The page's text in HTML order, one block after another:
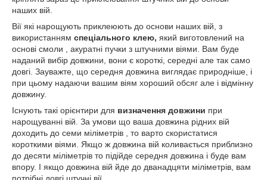
наших вій.
Вії які нарощують приклеюють до основи наших вій, з
використанням спеціального клею, який виготовлений на
основі смоли , акуратні пучки з штучними віями. Вам буде
наданий вибір довжини, вони є короткі, середні але так само
довгі. Зауважте, що середня довжина виглядає природніше, і
при цьому надаючи вашим віям хороший обсяг але і відмінну
довжину.
Існують такі орієнтири для визначення довжини при
нарощуванні вій. За умови що ваша довжина рідних вій
доходить до семи міліметрів , то варто скористатися
короткими віями. Якщо ж довжина вій коливається приблизно
до десяти міліметрів то підійде середня довжина і буде вам
впору. І якщо довжина вій йде до дванадцяти міліметрів, вам